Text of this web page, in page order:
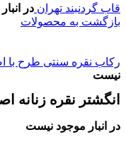
قاب گردنبند تهران در
بازگشت به محصولات
رکاب نقره سنتی طرح با
نیست
انگشتر نقره زنانه
در انبار موجود نیست